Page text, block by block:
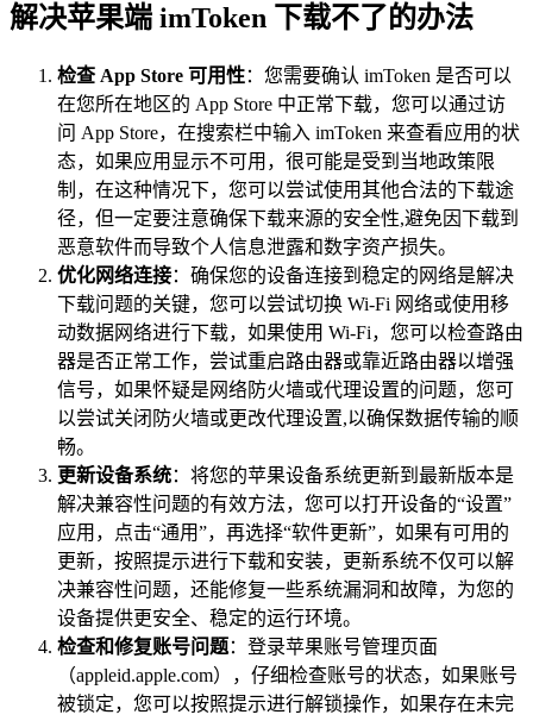
解决苹果端 imToken 下载不了的办法
检查 App Store 可用性：您需要确认 imToken 是否可以
在您所在地区的 App Store 中正常下载，您可以通过访
问 App Store，在搜索栏中输入 imToken 来查看应用的状
态，如果应用显示不可用，很可能是受到当地政策限
制，在这种情况下，您可以尝试使用其他合法的下载途
径，但一定要注意确保下载来源的安全性,避免因下载到
恶意软件而导致个人信息泄露和数字资产损失。
优化网络连接：确保您的设备连接到稳定的网络是解决
下载问题的关键，您可以尝试切换 Wi-Fi 网络或使用移
动数据网络进行下载，如果使用 Wi-Fi，您可以检查路由
器是否正常工作，尝试重启路由器或靠近路由器以增强
信号，如果怀疑是网络防火墙或代理设置的问题，您可
以尝试关闭防火墙或更改代理设置,以确保数据传输的顺
畅。
更新设备系统：将您的苹果设备系统更新到最新版本是
解决兼容性问题的有效方法，您可以打开设备的“设置”
应用，点击“通用”，再选择“软件更新”，如果有可用的
更新，按照提示进行下载和安装，更新系统不仅可以解
决兼容性问题，还能修复一些系统漏洞和故障，为您的
设备提供更安全、稳定的运行环境。
检查和修复账号问题：登录苹果账号管理页面
（appleid.apple.com），仔细检查账号的状态，如果账号
被锁定，您可以按照提示进行解锁操作，如果存在未完